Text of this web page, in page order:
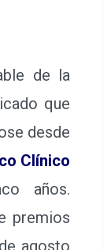
de la
que
desde
Clínico
años.
premios
agosto